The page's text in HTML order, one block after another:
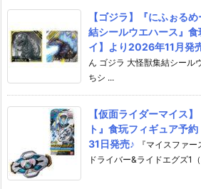
【ゴジラ】『にふぉる
結シールウエハース』
イ】より2026年11月発
ん ゴジラ 大怪獣集結シール
ちシ ...
【仮面ライダーマイス
ト』食玩フィギュア予
31日発売♪
『マイスファ
ドライバー&ライドエグズ1